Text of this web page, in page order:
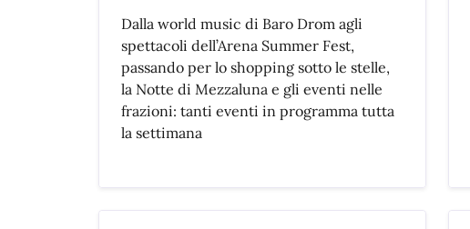
Dalla world music di Baro Drom agli
spettacoli dell’Arena Summer Fest,
passando per lo shopping sotto le stelle,
la Notte di Mezzaluna e gli eventi nelle
frazioni: tanti eventi in programma tutta
la settimana